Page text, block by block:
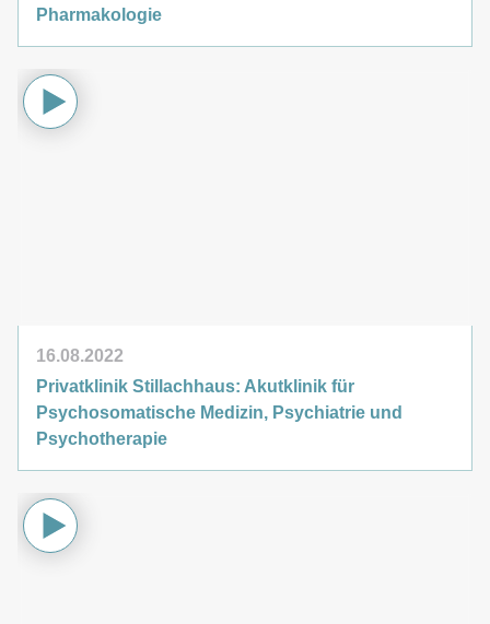
Pharmakologie
16.08.2022
Privatklinik Stillachhaus: Akutklinik für
Psychosomatische Medizin, Psychiatrie und
Psychotherapie